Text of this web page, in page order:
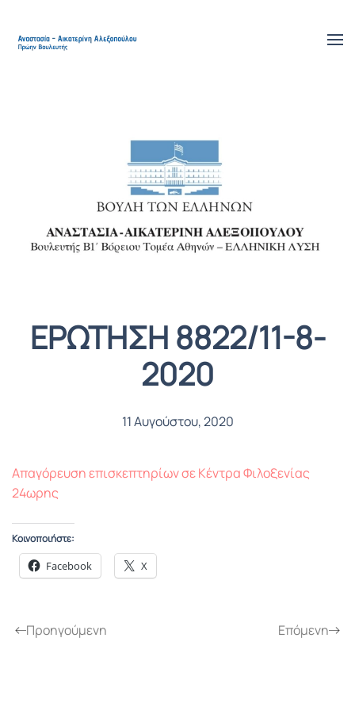
Skip to main content
ΕΡΩΤΗΣΗ 8822/11-8-
2020
11 Αυγούστου, 2020
Απαγόρευση επισκεπτηρίων σε Κέντρα Φιλοξενίας
24ωρης
Κοινοποιήστε:
Facebook X
Προηγούμενη Επόμενη